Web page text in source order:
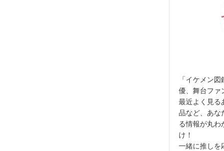
「イケメン
優、舞台ファ
最近よく見る
品など、あな
る情報が丸わ
け！
一緒に推しを